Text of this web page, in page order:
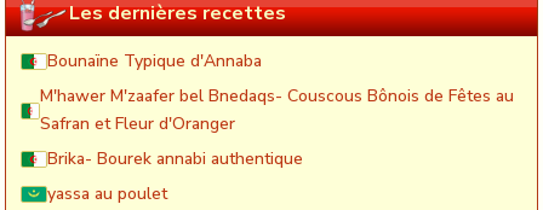
Les dernières recettes
Bounaïne Typique d'Annaba
M'hawer M'zaafer bel Bnedaqs- Couscous Bônois de Fêtes au
Safran et Fleur d'Oranger
Brika- Bourek annabi authentique
yassa au poulet